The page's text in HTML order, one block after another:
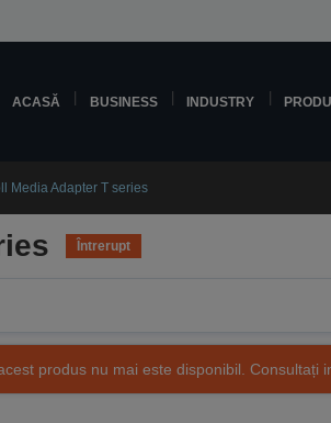
ACASĂ BUSINESS INDUSTRY
Media Adapter T series
Întrerupt
produs nu mai este disponibil. Consultați